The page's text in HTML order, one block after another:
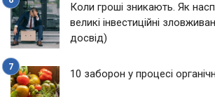
Коли гроші зникають. Як
великі інвестиційні
досвід)
10 заборон у процесі